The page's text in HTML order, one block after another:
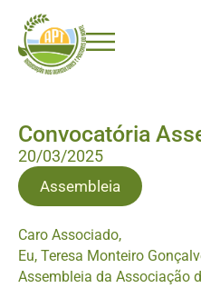
Convocatória
20/03/2025
Assembleia
Caro Associado,
Eu, Teresa Monteiro
Assembleia da Associação